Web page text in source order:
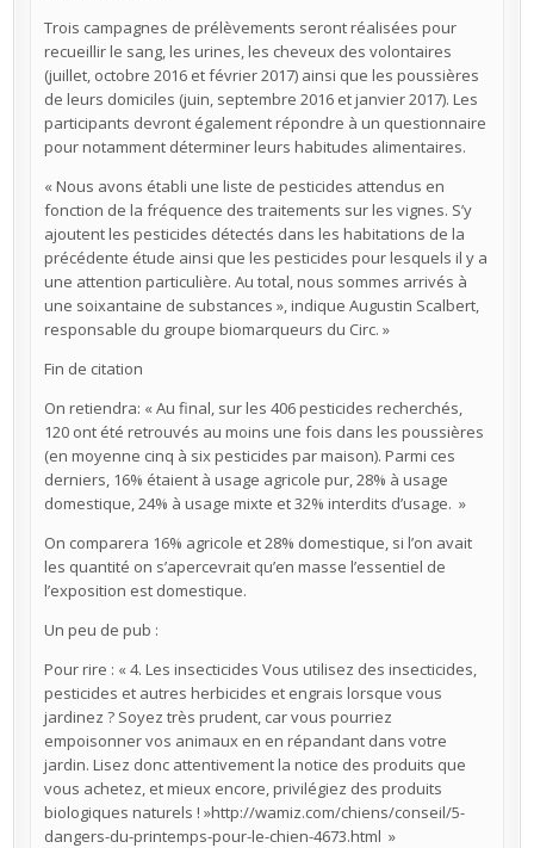
Trois campagnes de prélèvements seront réalisées pour
recueillir le sang, les urines, les cheveux des volontaires
(juillet, octobre 2016 et février 2017) ainsi que les poussières
de leurs domiciles (juin, septembre 2016 et janvier 2017). Les
participants devront également répondre à un questionnaire
pour notamment déterminer leurs habitudes alimentaires.
« Nous avons établi une liste de pesticides attendus en
fonction de la fréquence des traitements sur les vignes. S’y
ajoutent les pesticides détectés dans les habitations de la
précédente étude ainsi que les pesticides pour lesquels il y a
une attention particulière. Au total, nous sommes arrivés à
une soixantaine de substances », indique Augustin Scalbert,
responsable du groupe biomarqueurs du Circ. »
Fin de citation
On retiendra: « Au final, sur les 406 pesticides recherchés,
120 ont été retrouvés au moins une fois dans les poussières
(en moyenne cinq à six pesticides par maison). Parmi ces
derniers, 16% étaient à usage agricole pur, 28% à usage
domestique, 24% à usage mixte et 32% interdits d’usage. »
On comparera 16% agricole et 28% domestique, si l’on avait
les quantité on s’apercevrait qu’en masse l’essentiel de
l’exposition est domestique.
Un peu de pub :
Pour rire : « 4. Les insecticides Vous utilisez des insecticides,
pesticides et autres herbicides et engrais lorsque vous
jardinez ? Soyez très prudent, car vous pourriez
empoisonner vos animaux en en répandant dans votre
jardin. Lisez donc attentivement la notice des produits que
vous achetez, et mieux encore, privilégiez des produits
biologiques naturels ! »http://wamiz.com/chiens/conseil/5-
dangers-du-printemps-pour-le-chien-4673.html »